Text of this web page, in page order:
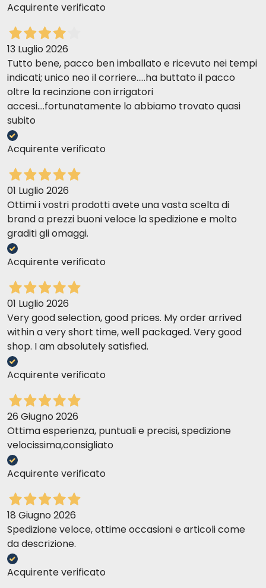
Acquirente verificato
13 Luglio 2026
Tutto bene, pacco ben imballato e ricevuto nei tempi
indicati; unico neo il corriere.....ha buttato il pacco
oltre la recinzione con irrigatori
accesi....fortunatamente lo abbiamo trovato quasi
subito
Acquirente verificato
01 Luglio 2026
Ottimi i vostri prodotti avete una vasta scelta di
brand a prezzi buoni veloce la spedizione e molto
graditi gli omaggi.
Acquirente verificato
01 Luglio 2026
Very good selection, good prices. My order arrived
within a very short time, well packaged. Very good
shop. I am absolutely satisfied.
Acquirente verificato
26 Giugno 2026
Ottima esperienza, puntuali e precisi, spedizione
velocissima,consigliato
Acquirente verificato
18 Giugno 2026
Spedizione veloce, ottime occasioni e articoli come
da descrizione.
Acquirente verificato